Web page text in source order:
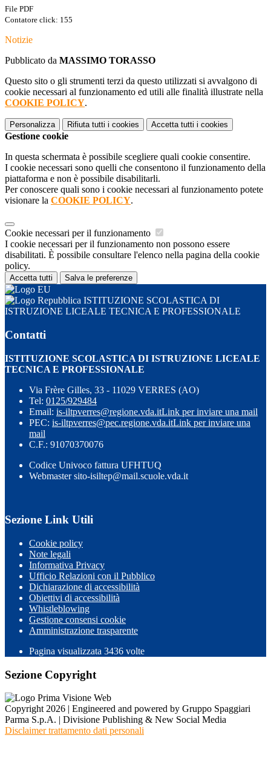
File PDF
Contatore click: 155
Notizie
Pubblicato da MASSIMO TORASSO
Questo sito o gli strumenti terzi da questo utilizzati si avvalgono di
cookie necessari al funzionamento ed utili alle finalità illustrate nella
COOKIE POLICY.
Personalizza Rifiuta tutti i cookies Accetta tutti i cookies
Gestione cookie
In questa schermata è possibile scegliere quali cookie consentire.
I cookie necessari sono quelli che consentono il funzionamento della
piattaforma e non è possibile disabilitarli.
Per conoscere quali sono i cookie necessari al funzionamento potete
visionare la COOKIE POLICY.
Cookie necessari per il funzionamento
I cookie necessari per il funzionamento non possono essere
disabilitati. È possibile consultare l'elenco nella pagina della cookie
policy.
Accetta tutti Salva le preferenze
ISTITUZIONE SCOLASTICA DI
ISTRUZIONE LICEALE TECNICA E PROFESSIONALE
Contatti
ISTITUZIONE SCOLASTICA DI ISTRUZIONE LICEALE
TECNICA E PROFESSIONALE
Via Frère Gilles, 33 - 11029 VERRES (AO)
Tel: 0125/929484
Email: is-iltpverres@regione.vda.itLink per inviare una mail
PEC: is-iltpverres@pec.regione.vda.itLink per inviare una
mail
C.F.: 91070370076
Codice Univoco fattura UFHTUQ
Webmaster sito-isiltep@mail.scuole.vda.it
Sezione Link Utili
Cookie policy
Note legali
Informativa Privacy
Ufficio Relazioni con il Pubblico
Dichiarazione di accessibilità
Obiettivi di accessibilità
Whistleblowing
Gestione consensi cookie
Amministrazione trasparente
Pagina visualizzata 3436 volte
Sezione Copyright
Copyright 2026 | Engineered and powered by Gruppo Spaggiari
Parma S.p.A. | Divisione Publishing & New Social Media
Disclaimer trattamento dati personali